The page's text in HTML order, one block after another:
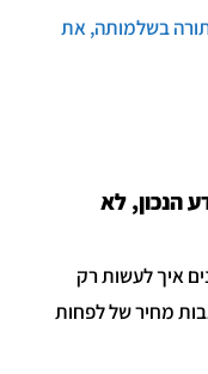
בשלמותה, את
הנכון, לא
איך לעשות רק
מחיר של לפחות